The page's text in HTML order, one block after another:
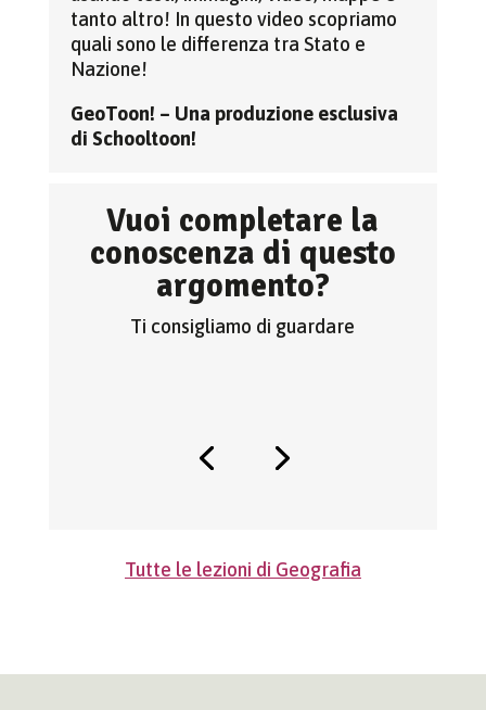
tanto altro! In questo video scopriamo
quali sono le differenza tra Stato e
Nazione!
GeoToon! – Una produzione esclusiva
di Schooltoon!
Vuoi completare la
conoscenza di questo
argomento?
Ti consigliamo di guardare
Tutte le lezioni di Geografia